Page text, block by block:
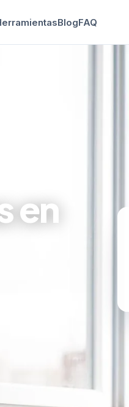
BlogFAQ
en